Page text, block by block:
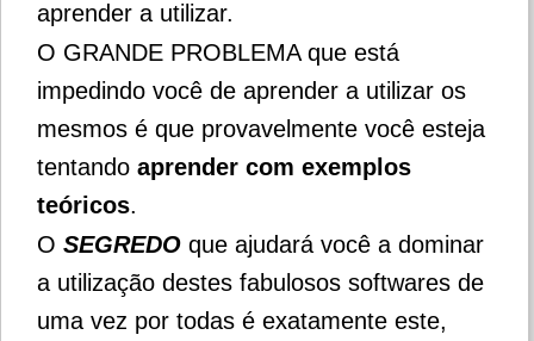
aprender a utilizar.
O GRANDE PROBLEMA que está
impedindo você de aprender a utilizar os
mesmos é que provavelmente você esteja
tentando aprender com exemplos
teóricos.
O SEGREDO que ajudará você a dominar
a utilização destes fabulosos softwares de
uma vez por todas é exatamente este,